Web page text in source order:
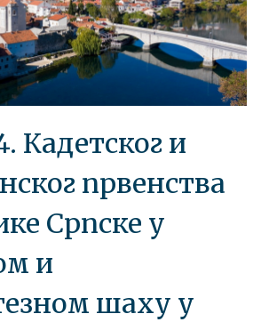
Кадетског и
првенства
Српске у
и
шаху у